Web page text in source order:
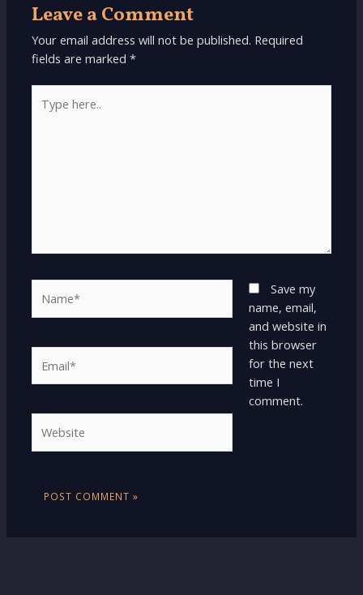
Leave a Comment
Your email address will not be published. Required
fields are marked*
here..
Save my
name, email,
and website in
this browser
for the next
time I
comment.